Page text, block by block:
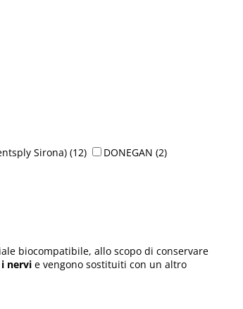
Sirona) (12) DONEGAN (2)
biocompatibile, allo scopo di conservare
nervi e vengono sostituiti con un altro